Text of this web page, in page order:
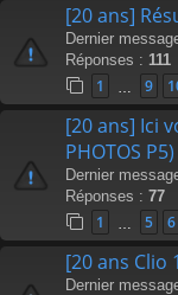
[20 ans]
Dernier
Réponses : 111
1 9
[20 ans] Ici
PHOTOS P5)
Dernier
Réponses : 77
1 5 6
[20 ans Clio
Dernier